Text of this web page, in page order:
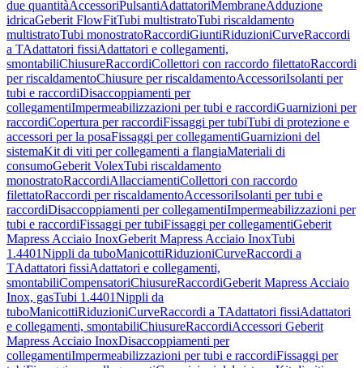
due quantitàAccessoriPulsantiAdattatoriMembraneAdduzione
idricaGeberit FlowFitTubi multistratoTubi riscaldamento
multistratoTubi monostratoRaccordiGiuntiRiduzioniCurveRaccordi
a TAdattatori fissiAdattatori e collegamenti,
smontabiliChiusureRaccordiCollettori con raccordo filettatoRaccordi
per riscaldamentoChiusure per riscaldamentoAccessoriIsolanti per
tubi e raccordiDisaccoppiamenti per
collegamentiImpermeabilizzazioni per tubi e raccordiGuarnizioni per
raccordiCopertura per raccordiFissaggi per tubiTubi di protezione e
accessori per la posaFissaggi per collegamentiGuarnizioni del
sistemaKit di viti per collegamenti a flangiaMateriali di
consumoGeberit VolexTubi riscaldamento
monostratoRaccordiAllacciamentiCollettori con raccordo
filettatoRaccordi per riscaldamentoAccessoriIsolanti per tubi e
raccordiDisaccoppiamenti per collegamentiImpermeabilizzazioni per
tubi e raccordiFissaggi per tubiFissaggi per collegamentiGeberit
Mapress Acciaio InoxGeberit Mapress Acciaio InoxTubi
1.4401Nippli da tuboManicottiRiduzioniCurveRaccordi a
TAdattatori fissiAdattatori e collegamenti,
smontabiliCompensatoriChiusureRaccordiGeberit Mapress Acciaio
Inox, gasTubi 1.4401Nippli da
tuboManicottiRiduzioniCurveRaccordi a TAdattatori fissiAdattatori
e collegamenti, smontabiliChiusureRaccordiAccessori Geberit
Mapress Acciaio InoxDisaccoppiamenti per
collegamentiImpermeabilizzazioni per tubi e raccordiFissaggi per